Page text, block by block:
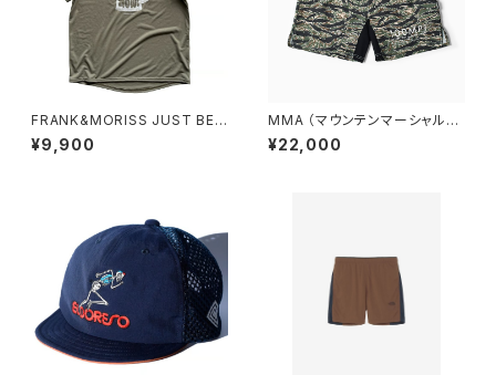
FRANK&MORISS JUST BEE
R FOR NOW! （カーキ）
¥9,900
MMA （マウンテンマーシャルア
ーツ） 100MPJ Racing Trail
Run Shorts
¥22,000